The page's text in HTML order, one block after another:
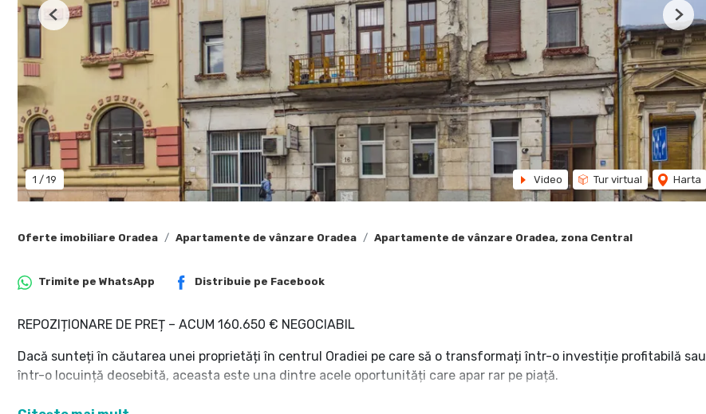
1 / 19 Video Tur virtual Harta
Previous Next
Oferte imobiliare Oradea Apartamente de vânzare Oradea Apartamente de vânzare Oradea, zona Central
Trimite pe WhatsApp Distribuie pe Facebook
REPOZIȚIONARE DE PREȚ – ACUM 160.650 € NEGOCIABIL
Dacă sunteți în căutarea unei proprietăți în centrul Oradiei pe care să o transformați într-o investiție profitabilă sau
într-o locuință deosebită, aceasta este una dintre acele oportunități care apar rar pe piață.
Situată ultracentral, pe strada General Traian Moșoiu, această proprietate beneficiază de o locație premium, într-o